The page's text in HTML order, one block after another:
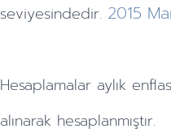
seviyesindedir. 2015
Hesaplamalar aylık
alınarak hesaplanmıştır.